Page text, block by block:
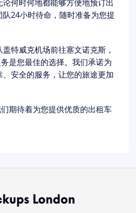
何时何地都能够方便地预订出
24小时待命，随时准备为您提
特威克机场前往塞文诺克斯，
是您最佳的选择。我们承诺为
安全的服务，让您的旅途更加
期待着为您提供优质的出租车